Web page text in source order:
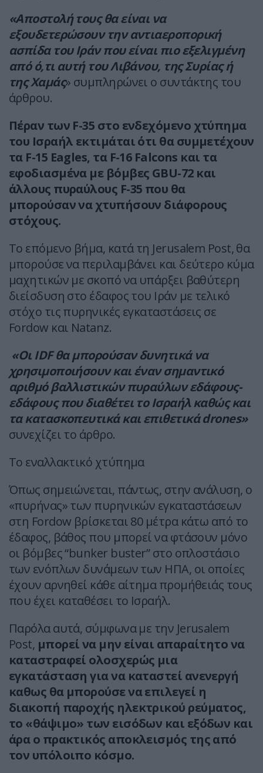
«Αποστολή τους θα είναι να
εξουδετερώσουν την αντιαεροπορική
ασπίδα του Ιράν που είναι πιο εξελιγμένη
από ό,τι αυτή του Λιβάνου, της Συρίας ή
της Χαμάς» συμπληρώνει ο συντάκτης του
άρθρου.
Πέραν των F-35 στο ενδεχόμενο χτύπημα
του Ισραήλ εκτιμάται ότι θα συμμετέχουν
τα F-15 Eagles, τα F-16 Falcons και τα
εφοδιασμένα με βόμβες GBU-72 και
άλλους πυραύλους F-35 που θα
μπορούσαν να χτυπήσουν διάφορους
στόχους.
Το επόμενο βήμα, κατά τη Jerusalem Post, θα
μπορούσε να περιλαμβάνει και δεύτερο κύμα
μαχητικών με σκοπό να υπάρξει βαθύτερη
διείσδυση στο έδαφος του Ιράν με τελικό
στόχο τις πυρηνικές εγκαταστάσεις σε
Fordow και Natanz.
«Οι IDF θα μπορούσαν δυνητικά να
χρησιμοποιήσουν και έναν σημαντικό
αριθμό βαλλιστικών πυραύλων εδάφους-
εδάφους που διαθέτει το Ισραήλ καθώς και
τα κατασκοπευτικά και επιθετικά drones»
συνεχίζει το άρθρο.
Το εναλλακτικό χτύπημα
Όπως σημειώνεται, πάντως, στην ανάλυση, ο
«πυρήνας» των πυρηνικών εγκαταστάσεων
στη Fordow βρίσκεται 80 μέτρα κάτω από το
έδαφος, βάθος που μπορεί να φτάσουν μόνο
οι βόμβες “bunker buster” στο οπλοστάσιο
των ενόπλων δυνάμεων των ΗΠΑ, οι οποίες
έχουν αρνηθεί κάθε αίτημα προμήθειάς τους
που έχει καταθέσει το Ισραήλ.
Παρόλα αυτά, σύμφωνα με την Jerusalem
Post, μπορεί να μην είναι απαραίτητο να
καταστραφεί ολοσχερώς μια
εγκατάσταση για να καταστεί ανενεργή
καθως θα μπορούσε να επιλεγεί η
διακοπή παροχής ηλεκτρικού ρεύματος,
το «θάψιμο» των εισόδων και εξόδων και
άρα ο πρακτικός αποκλεισμός της από
τον υπόλοιπο κόσμο.